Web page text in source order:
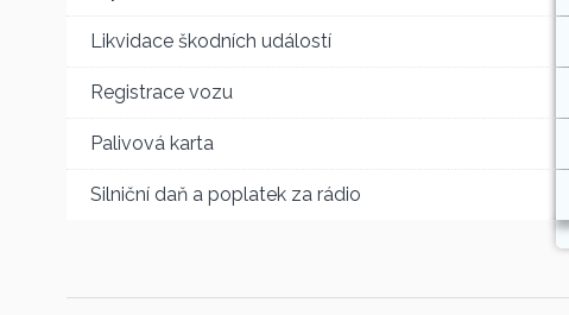
Likvidace škodních událostí
Registrace vozu
Palivová karta
Silniční daň a poplatek za rádio